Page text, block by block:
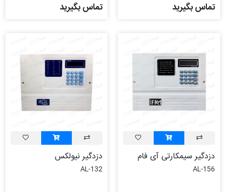
تماس بگیرید تماس بگیرید
دزدگیر سیمکارتی آی فام
AL-156
دزدگیر نیولکس
AL-132